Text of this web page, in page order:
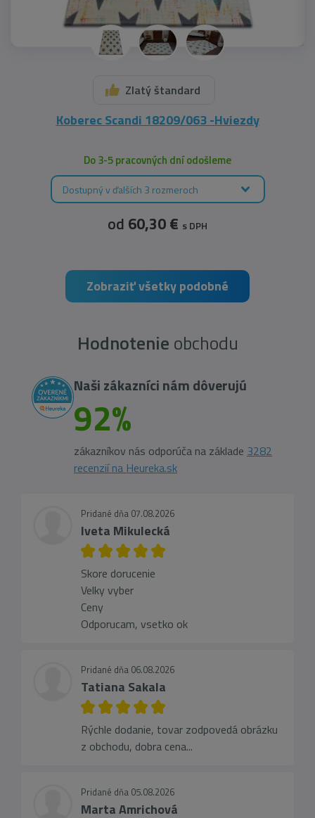
Zlatý štandard
Koberec Scandi 18209/063 -Hviezdy
Do 3-5 pracovných dní odošleme
Dostupný v ďalších 3 rozmeroch
od 60,30 € s DPH
Zobraziť všetky podobné
Hodnotenie obchodu
Naši zákazníci nám dôverujú
92%
zákazníkov nás odporúča na základe 3282
recenzií na Heureka.sk
Pridané dňa 07.08.2026
Iveta Mikulecká
Skore dorucenie
Velky vyber
Ceny
Odporucam, vsetko ok
Pridané dňa 06.08.2026
Tatiana Sakala
Rýchle dodanie, tovar zodpovedá obrázku
z obchodu, dobra cena...
Pridané dňa 05.08.2026
Marta Amrichová